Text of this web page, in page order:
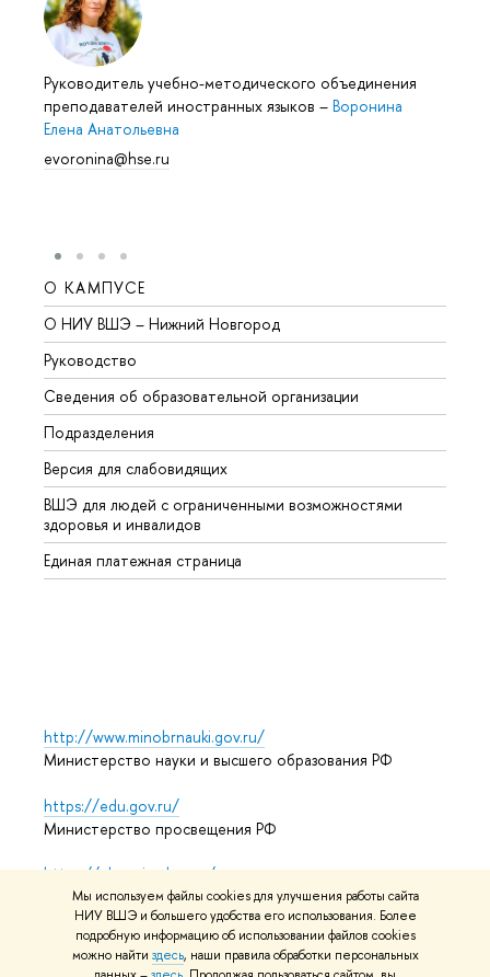
Мы используем файлы cookies для улучшения работы сайта
НИУ ВШЭ и большего удобства его использования. Более
подробную информацию об использовании файлов cookies
можно найти здесь, наши правила обработки персональных
Руководитель учебно-методического объединения
преподавателей иностранных языков – Воронина
Елена Анатольевна
evoronina@hse.ru
О КАМПУСЕ
О НИУ ВШЭ – Нижний Новгород
Руководство
Сведения об образовательной организации
Подразделения
Версия для слабовидящих
ВШЭ для людей с ограниченными возможностями
здоровья и инвалидов
Единая платежная страница
http://www.minobrnauki.gov.ru/
Министерство науки и высшего образования РФ
https://edu.gov.ru/
Министерство просвещения РФ
https://elearning.hse.ru/mooc
Массовые открытые онлайн-курсы